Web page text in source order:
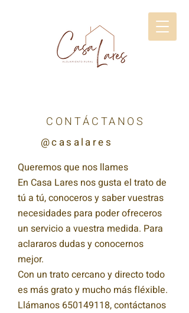
CONTÁCTANOS
@casalares
Queremos que nos llames
En Casa Lares nos gusta el trato de
tú a tú, conoceros y saber vuestras
necesidades para poder ofreceros
un servicio a vuestra medida. Para
aclararos dudas y conocernos
mejor.
Con un trato cercano y directo todo
es más grato y mucho más fléxible.
Llámanos 650149118, contáctanos